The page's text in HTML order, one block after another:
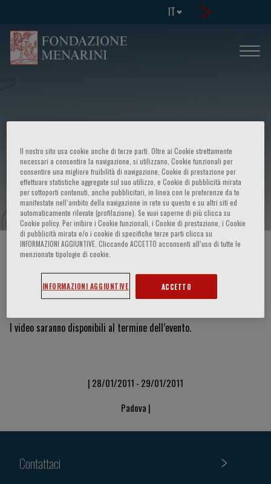
IT
Symposium on: - New Trends on
Diabetes in Pregnancy
HOME PAGE / CORSI ED EVENTI
Video & Slide
I video saranno disponibili al termine dell’evento.
| 28/01/2011 - 29/01/2011
Padova |
Contattaci
Il nostro sito usa cookie anche di terze parti. Oltre ai Cookie strettamente
necessari a consentire la navigazione, si utilizzano, Cookie funzionali per
consentire una migliore fruibilità di navigazione, Cookie di prestazione per
effettuare statistiche aggregate sul suo utilizzo, e Cookie di pubblicità mirata
per sottoporti contenuti, anche pubblicitari, in linea con le preferenze da te
manifestate nell‘ambito della navigazione in rete su questo e su altri siti ed
automaticamente rilevate (profilazione). Se vuoi saperne di più clicca su
Cookie policy. Per inibire i Cookie funzionali, i Cookie di prestazione, i Cookie
di pubblicità mirata e/o i cookie di specifiche terze parti clicca su
INFORMAZIONI AGGIUNTIVE. Cliccando ACCETTO acconsenti all’uso di tutte le
menzionate tipologie di cookie.
INFORMAZIONI AGGIUNTIVE ACCETTO